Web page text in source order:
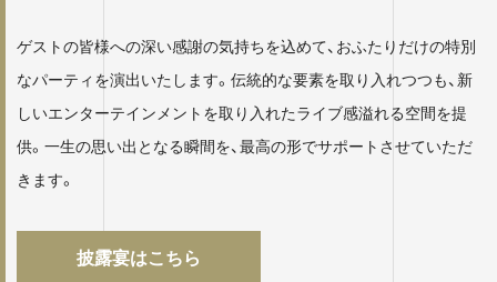
ゲストの皆様への深い感謝の気持ちを込めて、おふたりだけの特別
なパーティを演出いたします。伝統的な要素を取り入れつつも、新
しいエンターテインメントを取り入れたライブ感溢れる空間を提
供。一生の思い出となる瞬間を、最高の形でサポートさせていただ
きます。
披露宴はこちら